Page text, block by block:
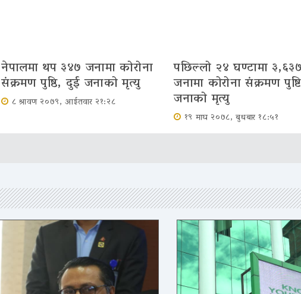
नेपालमा थप ३४७ जनामा कोरोना
संक्रमण पुष्ठि, दुई जनाको मृत्यु
८ श्रावण २०७९, आईतवार २१:२८
पछिल्लो २४ घण्टामा ३,६३७
जनामा कोरोना संक्रमण
जनाको मृत्‍यु
१९ माघ २०७८, बुधबार १८:५१